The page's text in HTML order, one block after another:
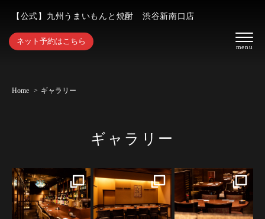
【公式】九州うまいもんと焼酎 渋谷新南口店
ネット予約はこちら
Home ギャラリー
ギャラリー